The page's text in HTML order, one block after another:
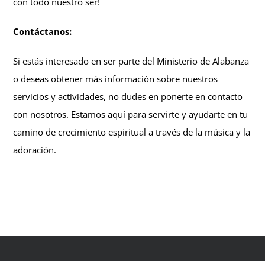
Contáctanos:
Si estás interesado en ser parte del Ministerio de Alabanza
o deseas obtener más información sobre nuestros
servicios y actividades, no dudes en ponerte en contacto
con nosotros. Estamos aquí para servirte y ayudarte en tu
camino de crecimiento espiritual a través de la música y la
adoración.